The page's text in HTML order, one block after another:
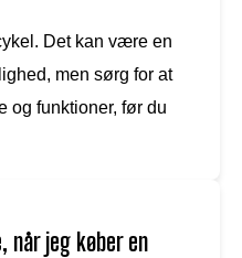
Det kan være en
men sørg for at
og funktioner, før du
når jeg køber en